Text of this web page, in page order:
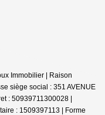
Immobilier | Raison
siège social : 351 AVENUE
: 50939711300028 |
: 1509397113 | Forme